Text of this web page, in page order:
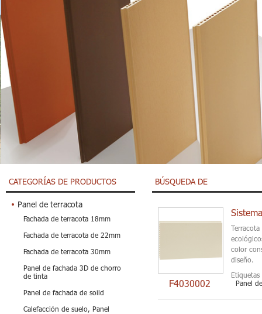
CATEGORÍAS DE PRODUCTOS
Panel de terracota
Fachada de terracota 18mm
Fachada de terracota de 22mm
Fachada de terracota 30mm
Panel de fachada 3D de chorro
de tinta
Panel de fachada de soild
Calefacción de suelo, Panel
BÚSQUEDA DE
F4030002
color
diseño.
Panel